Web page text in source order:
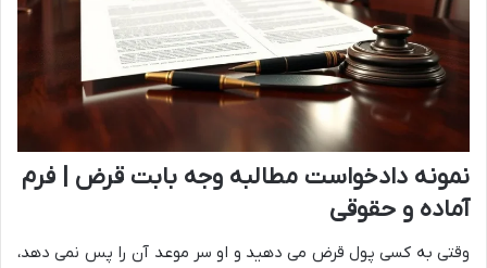
نمونه دادخواست مطالبه وجه بابت قرض | فرم
آماده و حقوقی
وقتی به کسی پول قرض می دهید و او سر موعد آن را پس نمی دهد،